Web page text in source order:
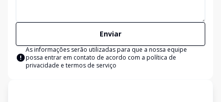
Enviar
As informações serão utilizadas para que a nossa equipe
possa entrar em contato de acordo com a política de
privacidade e termos de serviço